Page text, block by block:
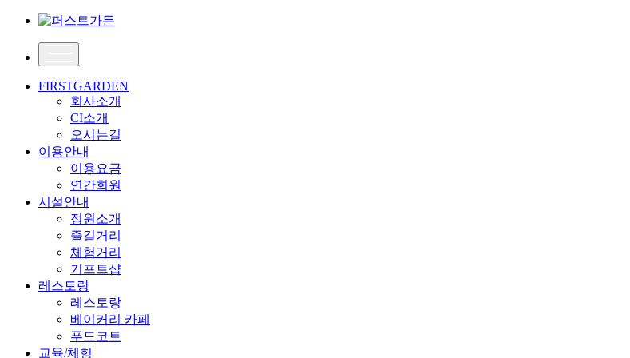
FIRSTGARDEN
회사소개
CI소개
오시는길
이용안내
이용요금
연간회원
시설안내
정원소개
즐길거리
체험거리
기프트샵
레스토랑
레스토랑
베이커리 카페
푸드코트
교육/체험